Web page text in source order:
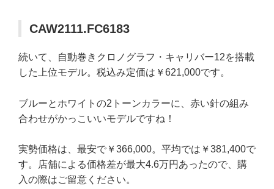
CAW2111.FC6183
続いて、自動巻きクロノグラフ・キャリバー12を搭載
した上位モデル。税込み定価は￥621,000です。
ブルーとホワイトの2トーンカラーに、赤い針の組み
合わせがかっこいいモデルですね！
実勢価格は、最安で￥366,000。平均では￥381,400で
す。店舗による価格差が最大4.6万円あったので、購
入の際はご留意ください。